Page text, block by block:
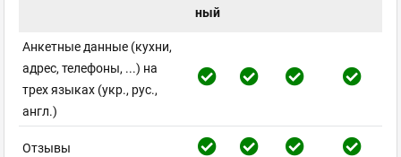
ный
Анкетные данные (кухни,
адрес, телефоны, ...) на
трех языках (укр., рус.,
англ.)
Отзывы